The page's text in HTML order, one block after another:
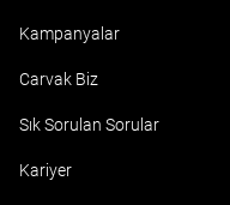
Kampanyalar
Carvak Biz
Sık Sorulan Sorular
Kariyer